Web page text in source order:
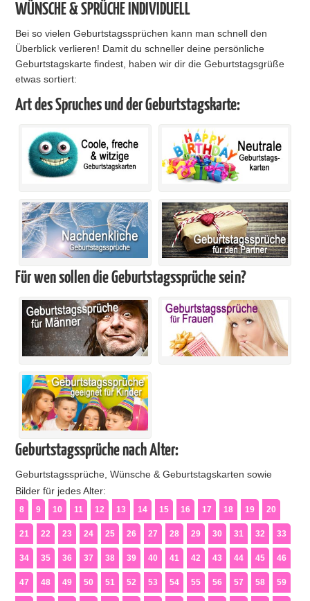
WÜNSCHE & SPRÜCHE INDIVIDUELL
Bei so vielen Geburtstagssprüchen kann man schnell den
Überblick verlieren! Damit du schneller deine persönliche
Geburtstagskarte findest, haben wir dir die Geburtstagsgrüße
etwas sortiert:
Art des Spruches und der Geburtstagskarte:
Für wen sollen die Geburtstagssprüche sein?
Geburtstagssprüche nach Alter:
Geburtstagssprüche, Wünsche & Geburtstagskarten sowie
Bilder für jedes Alter:
8 9 10 11 12 13 14 15 16 17 18 19 20
21 22 23 24 25 26 27 28 29 30 31 32 33
34 35 36 37 38 39 40 41 42 43 44 45 46
47 48 49 50 51 52 53 54 55 56 57 58 59